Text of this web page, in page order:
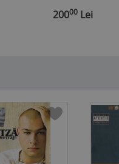
Producator PAUL
20000 Lei